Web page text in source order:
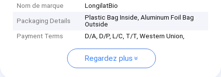
Nom de marque LongilatBio
Packaging Details
Plastic Bag Inside, Aluminum Foil Bag
Outside
Payment Terms
D/A, D/P, L/C, T/T, Western Union,
Regardez plus